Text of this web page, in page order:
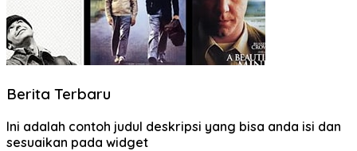
Berita Terbaru
Ini adalah contoh judul deskripsi yang bisa anda isi dan
sesuaikan pada widget